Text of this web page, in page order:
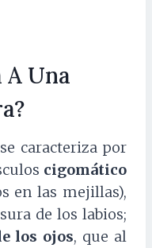
A Una
caracteriza por
cigomático
en las mejillas),
de los labios;
los ojos, que al